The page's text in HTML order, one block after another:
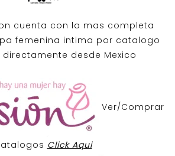
cuenta con la mas completa
femenina intima por catalogo
desde Mexico
Ver/Comprar
Click Aqui